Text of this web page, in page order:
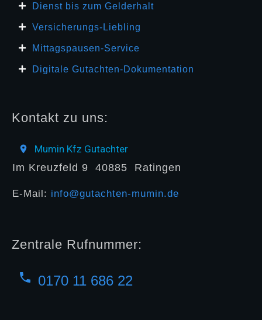
Dienst bis zum Gelderhalt
Versicherungs-Liebling
Mittagspausen-Service
Digitale Gutachten-Dokumentation
Kontakt zu uns:
Mumin Kfz Gutachter
Im Kreuzfeld 9 40885 Ratingen
E-Mail: info@gutachten-mumin.de
Zentrale Rufnummer:
0170 11 686 22